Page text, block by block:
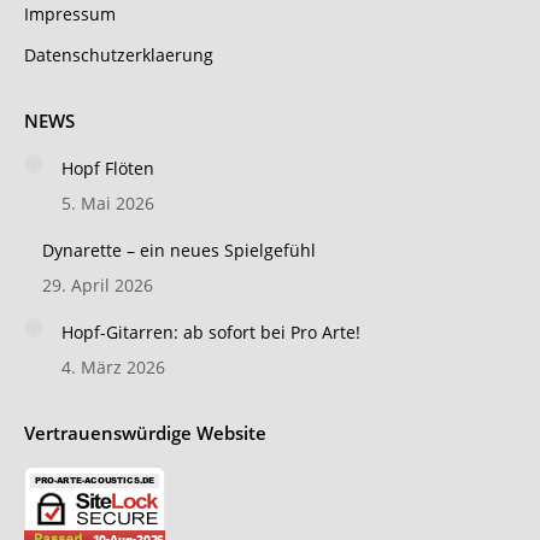
Impressum
Datenschutzerklaerung
NEWS
Hopf Flöten
5. Mai 2026
Dynarette – ein neues Spielgefühl
29. April 2026
Hopf-Gitarren: ab sofort bei Pro Arte!
4. März 2026
Vertrauenswürdige Website